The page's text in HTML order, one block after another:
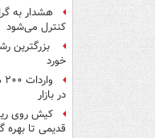
هشدار به
کنترل می‌شود
بزرگترین
خورد
در بازار
کیش روی
قدیمی تا بهره